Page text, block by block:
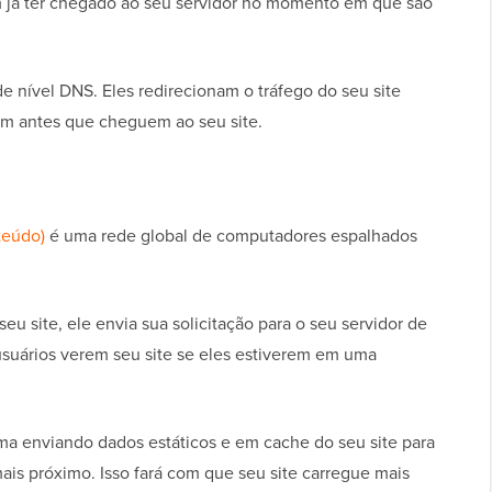
nível DNS. Eles redirecionam o tráfego do seu site
antes que cheguem ao seu site.
é uma rede global de computadores espalhados
site, ele envia sua solicitação para o seu servidor de
verem seu site se eles estiverem em uma
enviando dados estáticos e em cache do seu site para
próximo. Isso fará com que seu site carregue mais